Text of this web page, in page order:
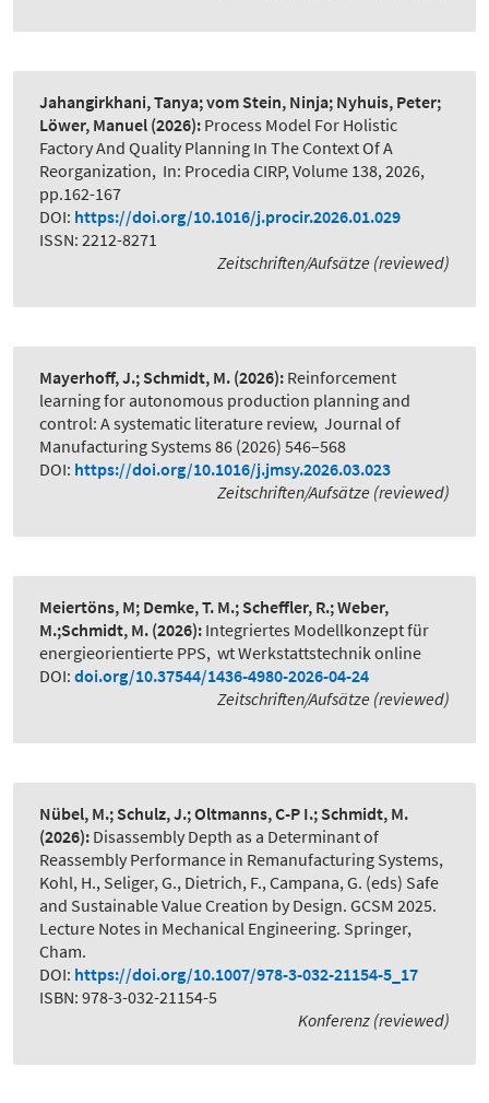
Jahangirkhani, Tanya; vom Stein, Ninja; Nyhuis, Peter;
Löwer, Manuel (2026): Process Model For Holistic
Factory And Quality Planning In The Context Of A
Reorganization, In: Procedia CIRP, Volume 138, 2026,
pp.162-167
DOI: https://doi.org/10.1016/j.procir.2026.01.029
ISSN: 2212-8271
Zeitschriften/Aufsätze (reviewed)
Mayerhoff, J.; Schmidt, M. (2026): Reinforcement
learning for autonomous production planning and
control: A systematic literature review, Journal of
Manufacturing Systems 86 (2026) 546–568
DOI: https://doi.org/10.1016/j.jmsy.2026.03.023
Zeitschriften/Aufsätze (reviewed)
Meiertöns, M; Demke, T. M.; Scheffler, R.; Weber,
M.;Schmidt, M. (2026): Integriertes Modellkonzept für
energieorientierte PPS, wt Werkstattstechnik online
DOI: doi.org/10.37544/1436-4980-2026-04-24
Zeitschriften/Aufsätze (reviewed)
Nübel, M.; Schulz, J.; Oltmanns, C-P I.; Schmidt, M.
(2026): Disassembly Depth as a Determinant of
Reassembly Performance in Remanufacturing Systems,
Kohl, H., Seliger, G., Dietrich, F., Campana, G. (eds) Safe
and Sustainable Value Creation by Design. GCSM 2025.
Lecture Notes in Mechanical Engineering. Springer,
Cham.
DOI: https://doi.org/10.1007/978-3-032-21154-5_17
ISBN: 978-3-032-21154-5
Konferenz (reviewed)